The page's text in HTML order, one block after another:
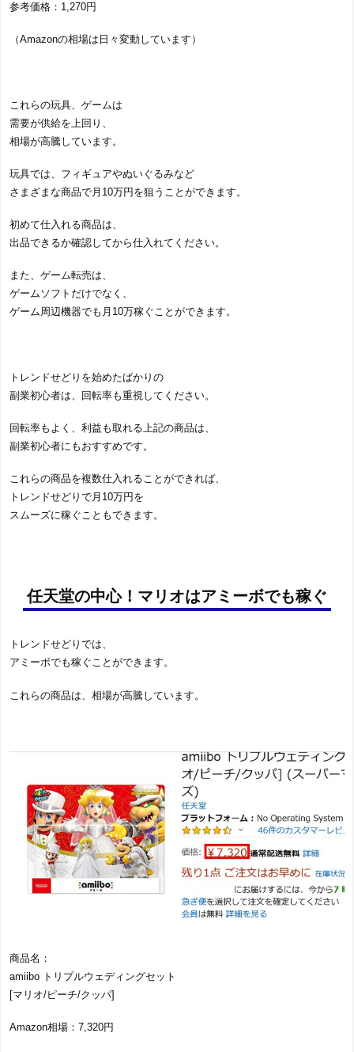
参考価格：1,270円
（Amazonの相場は日々変動しています）
これらの玩具、ゲームは
需要が供給を上回り、
相場が高騰しています。
玩具では、フィギュアやぬいぐるみなど
さまざまな商品で月10万円を狙うことができます。
初めて仕入れる商品は、
出品できるか確認してから仕入れてください。
また、ゲーム転売は、
ゲームソフトだけでなく、
ゲーム周辺機器でも月10万稼ぐことができます。
トレンドせどりを始めたばかりの
副業初心者は、回転率も重視してください。
回転率もよく、利益も取れる上記の商品は、
副業初心者にもおすすめです。
これらの商品を複数仕入れることができれば、
トレンドせどりで月10万円を
スムーズに稼ぐこともできます。
任天堂の中心！マリオはアミーボでも稼ぐ
トレンドせどりでは、
アミーボでも稼ぐことができます。
これらの商品は、相場が高騰しています。
商品名：
amiibo トリプルウェディングセット
[マリオ/ピーチ/クッパ]
Amazon相場：7,320円